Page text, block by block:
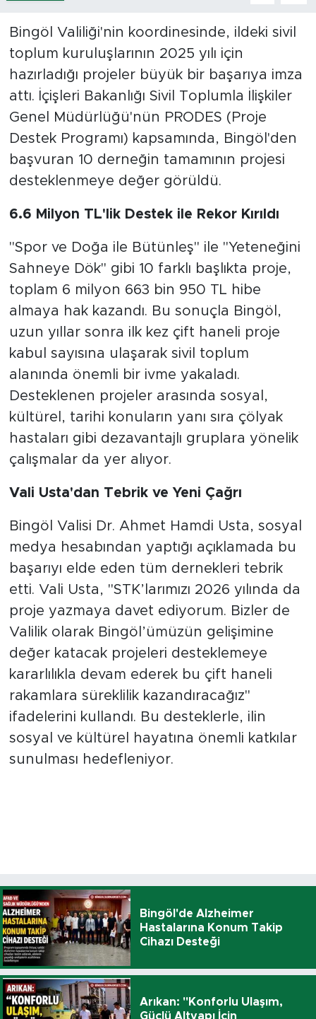
Bingöl Valiliği'nin koordinesinde, ildeki sivil
toplum kuruluşlarının 2025 yılı için
hazırladığı projeler büyük bir başarıya imza
attı. İçişleri Bakanlığı Sivil Toplumla İlişkiler
Genel Müdürlüğü'nün PRODES (Proje
Destek Programı) kapsamında, Bingöl'den
başvuran 10 derneğin tamamının projesi
desteklenmeye değer görüldü.
6.6 Milyon TL'lik Destek ile Rekor Kırıldı
"Spor ve Doğa ile Bütünleş" ile "Yeteneğini
Sahneye Dök" gibi 10 farklı başlıkta proje,
toplam 6 milyon 663 bin 950 TL hibe
almaya hak kazandı. Bu sonuçla Bingöl,
uzun yıllar sonra ilk kez çift haneli proje
kabul sayısına ulaşarak sivil toplum
alanında önemli bir ivme yakaladı.
Desteklenen projeler arasında sosyal,
kültürel, tarihi konuların yanı sıra çölyak
hastaları gibi dezavantajlı gruplara yönelik
çalışmalar da yer alıyor.
Vali Usta'dan Tebrik ve Yeni Çağrı
Bingöl Valisi Dr. Ahmet Hamdi Usta, sosyal
medya hesabından yaptığı açıklamada bu
başarıyı elde eden tüm dernekleri tebrik
etti. Vali Usta, "STK’larımızı 2026 yılında da
proje yazmaya davet ediyorum. Bizler de
Valilik olarak Bingöl’ümüzün gelişimine
değer katacak projeleri desteklemeye
kararlılıkla devam ederek bu çift haneli
rakamlara süreklilik kazandıracağız"
ifadelerini kullandı. Bu desteklerle, ilin
sosyal ve kültürel hayatına önemli katkılar
sunulması hedefleniyor.
Bingöl'de Alzheimer
Hastalarına Konum Takip
Cihazı Desteği
Arıkan: "Konforlu Ulaşım,
Güçlü Altyapı İçin
Bingöl Kaza Haberleri